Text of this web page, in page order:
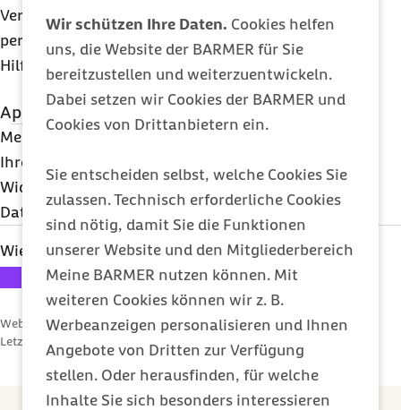
Wir schützen Ihre Daten. Cookies helfen
uns, die Website der BARMER für Sie
bereitzustellen und weiterzuentwickeln.
Dabei setzen wir Cookies der BARMER und
Cookies von Drittanbietern ein.
Sie entscheiden selbst, welche Cookies Sie
zulassen. Technisch erforderliche Cookies
sind nötig, damit Sie die Funktionen
unserer Website und den Mitgliederbereich
Meine BARMER nutzen können. Mit
weiteren Cookies können wir z. B.
Werbeanzeigen personalisieren und Ihnen
Angebote von Dritten zur Verfügung
stellen. Oder herausfinden, für welche
Inhalte Sie sich besonders interessieren
Verwendung der Funktionen derApp keine
persönlichen Daten durch die Johanniter-Unfall-
Hilfe
e.V. an die Barmer übertragen.
App-Tracking
Das Nutzungsverhalten der Kindernotfall-App wird
nicht getrackt.
Mehr über den Schutz Ihrer persönlichen Daten,
Ihrer betroffenen Rechte auf Auskunft,
Widerspruch und Löschung
bzw.
Daten erfahren Sie unter
Wie bewerten Sie diesen Artikel?
Ihre Bewertung: 1 Stern
Ihre Bewertung: 2 Sterne
Ihre Bewertung: 3 Sterne
Ihre Bewertung: 4 Sterne
Ihre Bewertung: 5 Sterne
Webcode: a005434
Letzte Aktualisierung:
20.12.2024